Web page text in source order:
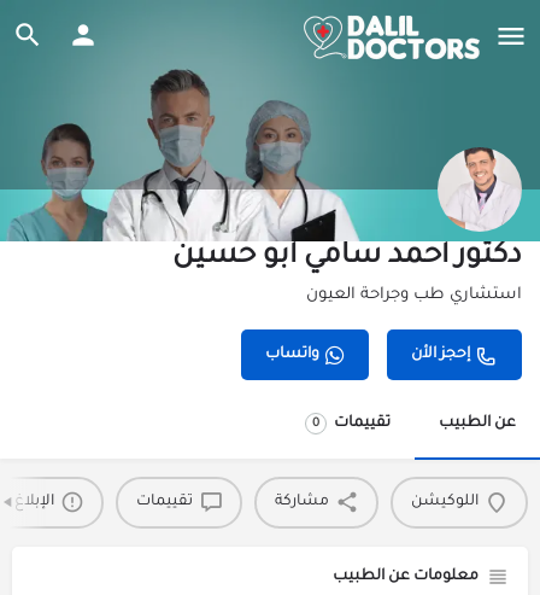
دكتور أحمد سامي أبو حسين
استشاري طب وجراحة العيون
إحجز الأن واتساب
عن الطبيب تقييمات 0
اللوكيشن مشاركة تقييمات
معلومات عن الطبيب